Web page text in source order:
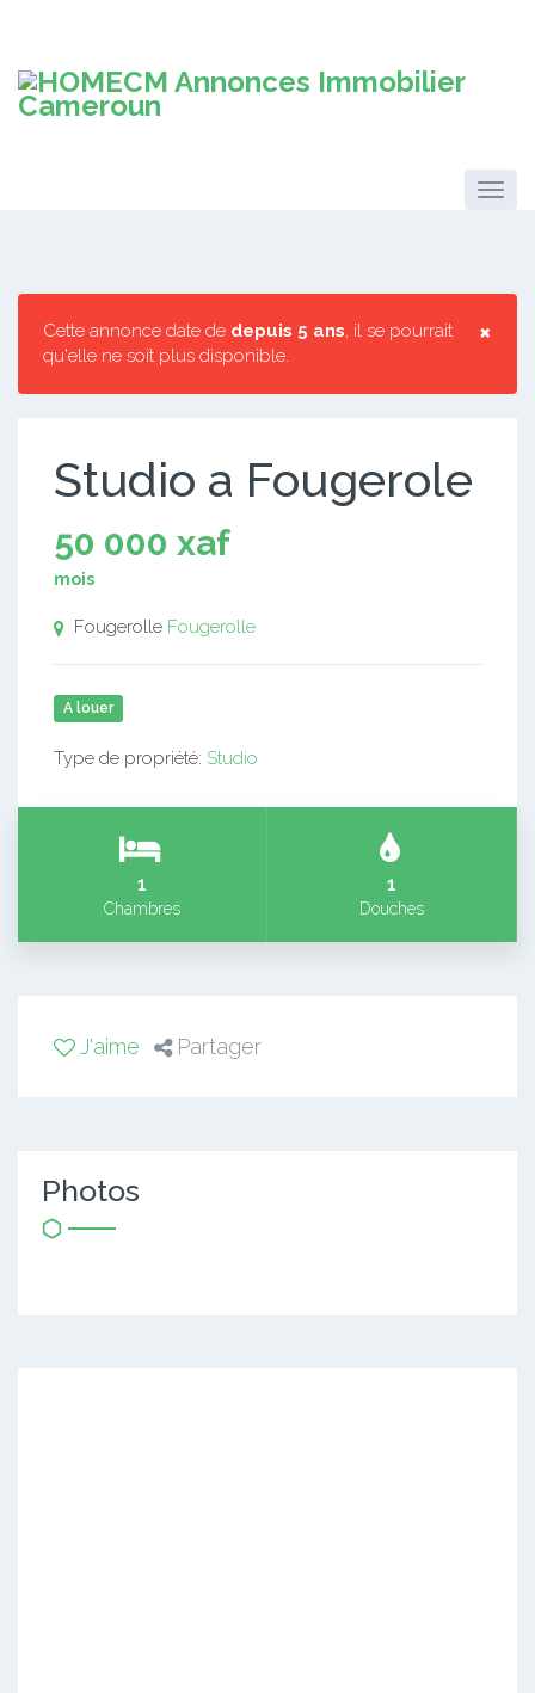
×
Cette annonce date de depuis 5 ans, il se pourrait
qu'elle ne soit plus disponible.
Studio a Fougerole
50 000 xaf
mois
Fougerolle Fougerolle
A louer
Type de propriété: Studio
1
Chambres
1
Douches
J'aime Partager
Photos